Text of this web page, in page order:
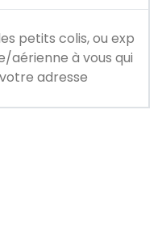
petits colis, ou exp
aérienne à vous qui
adresse